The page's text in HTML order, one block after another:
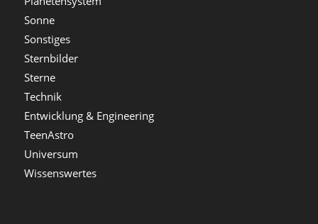
Sonne
Sonstiges
Sternbilder
Sterne
Technik
Entwicklung & Engineering
TeenAstro
Universum
Wissenswertes